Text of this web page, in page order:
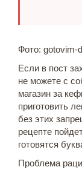
Фото: gotovim-
Если в пост
не можете с
магазин за
приготовить
без этих
рецепте
готовятся
Проблема